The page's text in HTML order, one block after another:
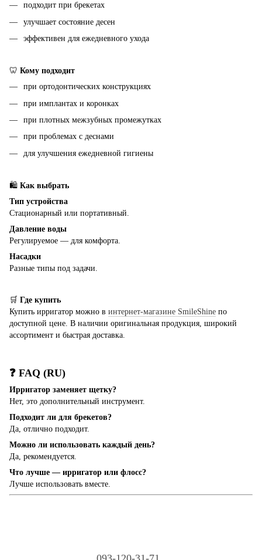
подходит при брекетах
улучшает состояние десен
эффективен для ежедневного ухода
🦷 Кому подходит
при ортодонтических конструкциях
при имплантах и коронках
при плотных межзубных промежутках
при проблемах с деснами
для улучшения ежедневной гигиены
🛍 Как выбрать
Тип устройства
Стационарный или портативный.
Давление воды
Регулируемое — для комфорта.
Насадки
Разные типы под задачи.
🛒 Где купить
Купить ирригатор можно в интернет-магазине SmileShine по
доступной цене. В наличии оригинальная продукция, широкий
ассортимент и быстрая доставка.
❓ FAQ (RU)
Ирригатор заменяет щетку?
Нет, это дополнительный инструмент.
Подходит ли для брекетов?
Да, отлично подходит.
Можно ли использовать каждый день?
Да, рекомендуется.
Что лучше — ирригатор или флосс?
Лучше использовать вместе.